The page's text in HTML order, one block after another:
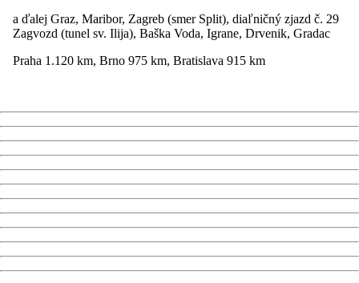
a ďalej Graz, Maribor, Zagreb (smer Split), diaľničný zjazd č. 29
Zagvozd (tunel sv. Ilija), Baška Voda, Igrane, Drvenik, Gradac
Praha 1.120 km, Brno 975 km, Bratislava 915 km